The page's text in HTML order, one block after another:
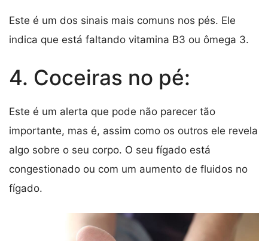
Este é um dos sinais mais comuns nos pés. Ele
indica que está faltando vitamina B3 ou ômega 3.
4. Coceiras no pé:
Este é um alerta que pode não parecer tão
importante, mas é, assim como os outros ele revela
algo sobre o seu corpo. O seu fígado está
congestionado ou com um aumento de fluidos no
fígado.